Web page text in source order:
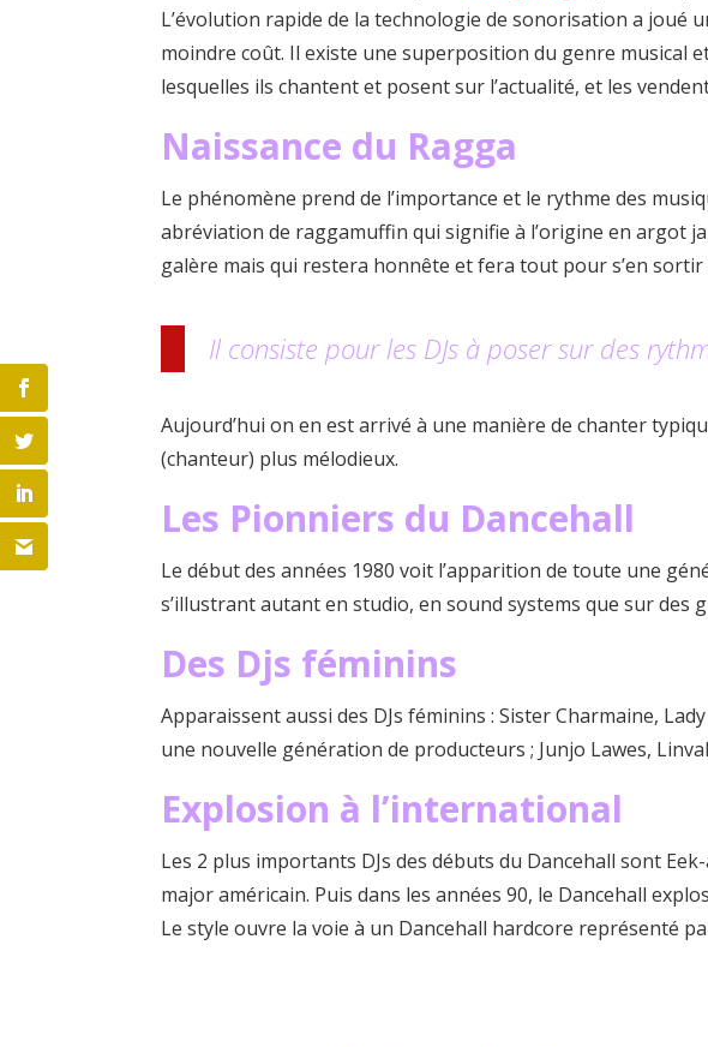
L’évolution rapide de la technologie de sonorisation a
moindre coût. Il existe une superposition du genre musical
lesquelles ils chantent et posent sur l’actualité, et les
Naissance du Ragga
Le phénomène prend de l’importance et le rythme des
abréviation de raggamuffin qui signifie à l’origine en argot
galère mais qui restera honnête et fera tout pour s’en
Il consiste pour les DJs à poser sur des
Aujourd’hui on en est arrivé à une manière de chanter
(chanteur) plus mélodieux.
Les Pionniers du Dancehall
Le début des années 1980 voit l’apparition de toute une
s’illustrant autant en studio, en sound systems que sur des
Des Djs féminins
Apparaissent aussi des DJs féminins : Sister Charmaine,
une nouvelle génération de producteurs ; Junjo Lawes,
Explosion à l’international
Les 2 plus importants DJs des débuts du Dancehall sont
major américain. Puis dans les années 90, le Dancehall
Le style ouvre la voie à un Dancehall hardcore représenté